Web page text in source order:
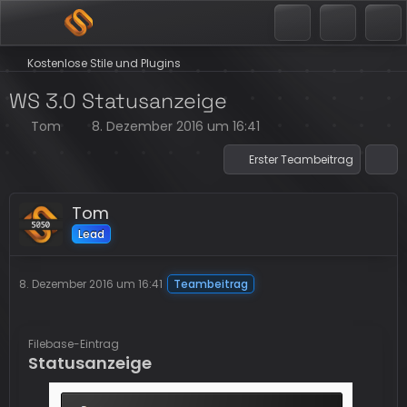
Kostenlose Stile und Plugins
WS 3.0 Statusanzeige
Tom 8. Dezember 2016 um 16:41
Erster Teambeitrag
Tom
Lead
8. Dezember 2016 um 16:41 Teambeitrag
Filebase-Eintrag
Statusanzeige